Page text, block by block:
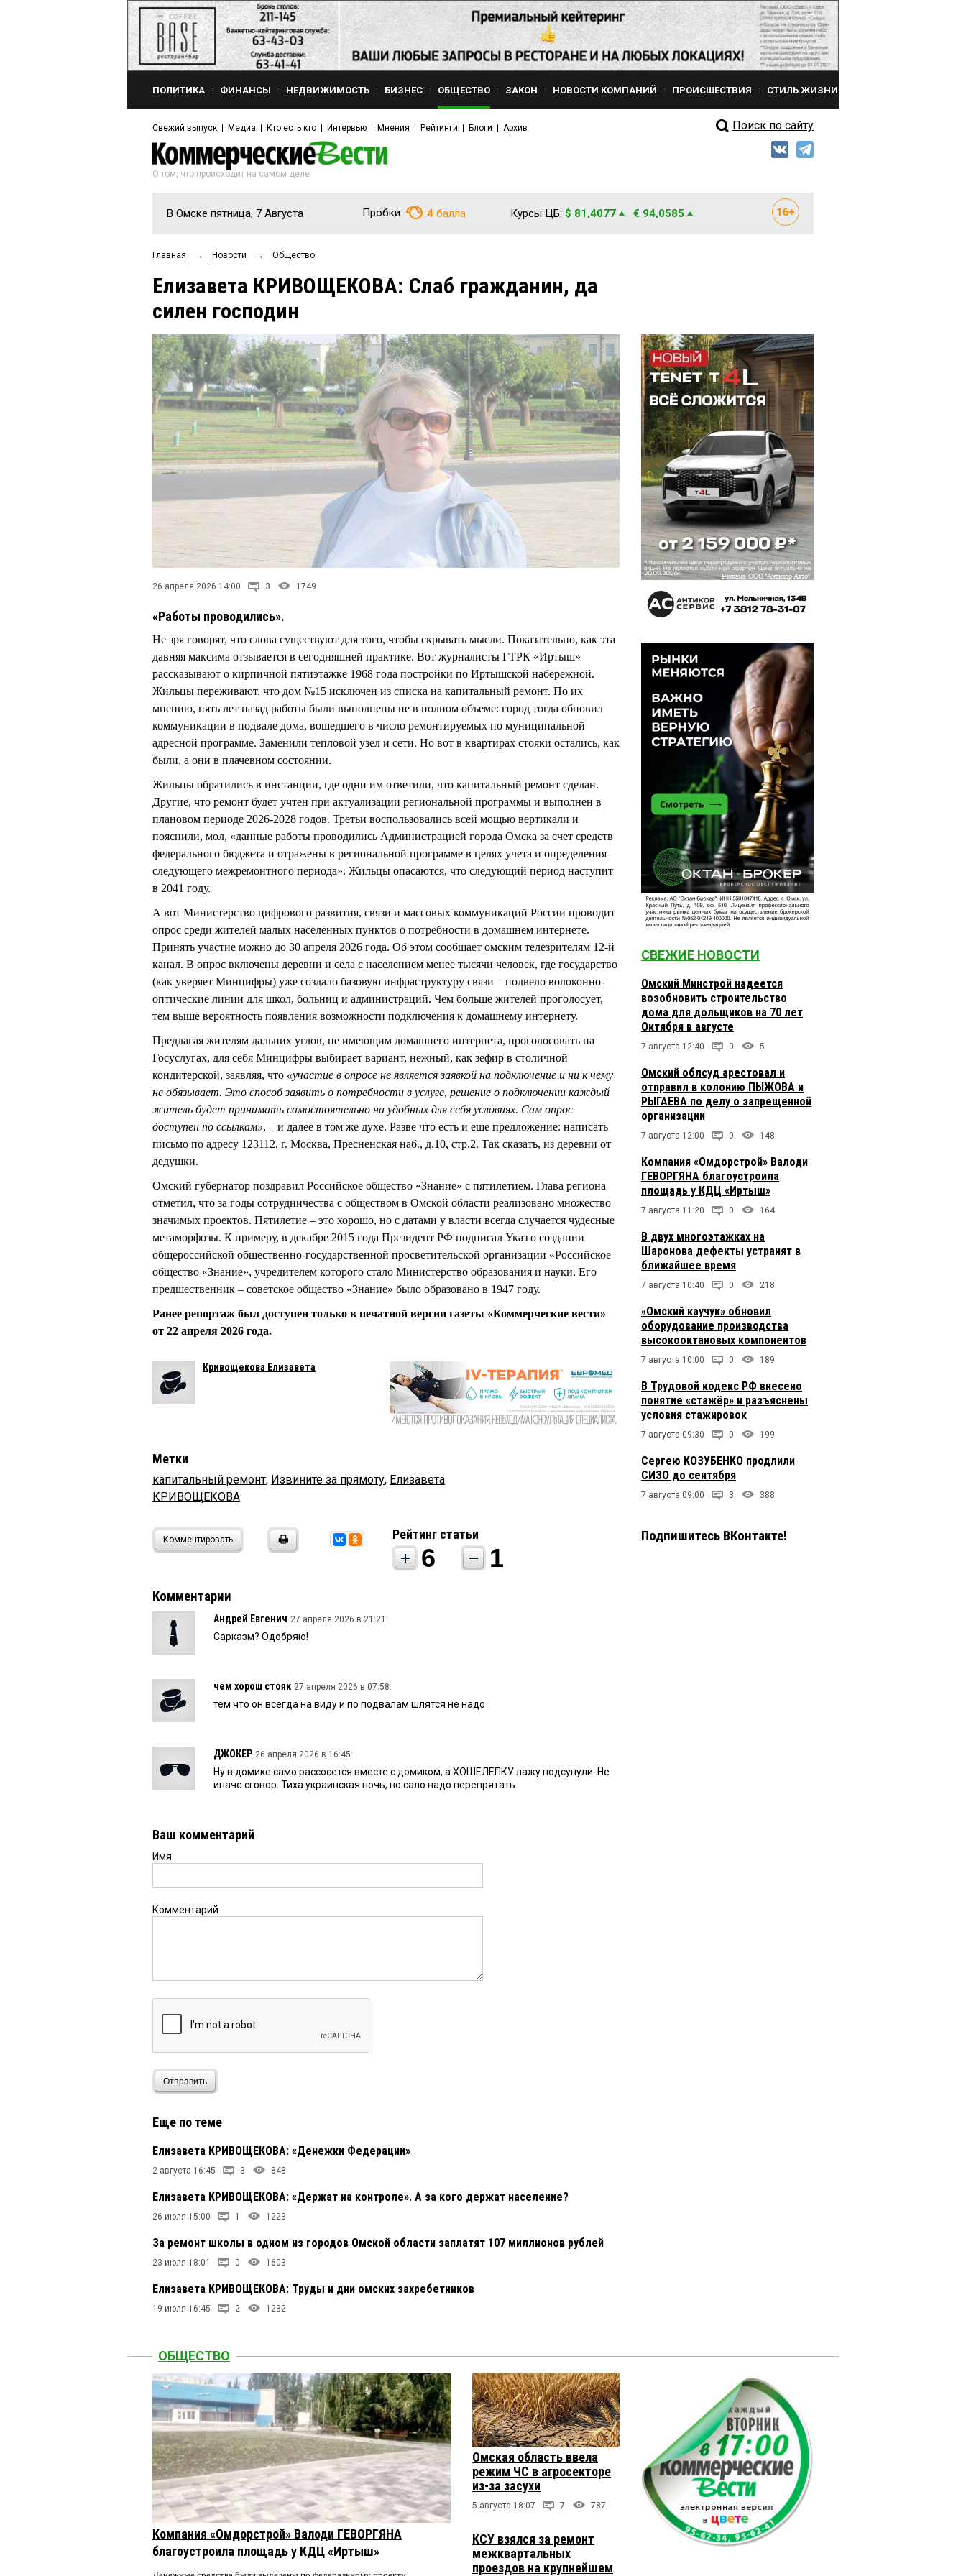
ПОЛИТИКА ФИНАНСЫ НЕДВИЖИМОСТЬ БИЗНЕС ОБЩЕСТВО ЗАКОН НОВОСТИ КОМПАНИЙ ПРОИСШЕСТВИЯ СТИЛЬ ЖИЗНИ
Свежий выпуск Медиа Кто есть кто Интервью Мнения Рейтинги Блоги Архив Поиск по сайту
О том, что происходит на самом деле
В Омске пятница, 7 Августа Пробки: 4 балла Курсы ЦБ: $ 81,4077 € 94,0585
Главная → Новости → Общество
Елизавета КРИВОЩЕКОВА: Слаб гражданин, да
силен господин
26 апреля 2026 14:00 3 1749
«Работы проводились».
Не зря говорят, что слова существуют для того, чтобы скрывать мысли. Показательно, как эта
давняя максима отзывается в сегодняшней практике. Вот журналисты ГТРК «Иртыш»
рассказывают о кирпичной пятиэтажке 1968 года постройки по Иртышской набережной.
Жильцы переживают, что дом №15 исключен из списка на капитальный ремонт. По их
мнению, пять лет назад работы были выполнены не в полном объеме: город тогда обновил
коммуникации в подвале дома, вошедшего в число ремонтируемых по муниципальной
адресной программе. Заменили тепловой узел и сети. Но вот в квартирах стояки остались, как
были, а они в плачевном состоянии.
Жильцы обратились в инстанции, где одни им ответили, что капитальный ремонт сделан.
Другие, что ремонт будет учтен при актуализации региональной программы и выполнен в
плановом периоде 2026-2028 годов. Третьи воспользовались всей мощью вертикали и
пояснили, мол, «данные работы проводились Администрацией города Омска за счет средств
федерального бюджета и отражены в региональной программе в целях учета и определения
следующего межремонтного периода». Жильцы опасаются, что следующий период наступит
в 2041 году.
А вот Министерство цифрового развития, связи и массовых коммуникаций России проводит
опрос среди жителей малых населенных пунктов о потребности в домашнем интернете.
Принять участие можно до 30 апреля 2026 года. Об этом сообщает омским телезрителям 12-й
канал. В опрос включены деревни и села с населением менее тысячи человек, где государство
(как уверяет Минцифры) уже создало базовую инфраструктуру связи – подвело волоконно-
оптические линии для школ, больниц и администраций. Чем больше жителей проголосует,
тем выше вероятность появления возможности подключения к домашнему интернету.
Предлагая жителям дальних углов, не имеющим домашнего интернета, проголосовать на
Госуслугах, для себя Минцифры выбирает вариант, нежный, как зефир в столичной
кондитерской, заявляя, что «участие в опросе не является заявкой на подключение и ни к чему
не обязывает. Это способ заявить о потребности в услуге, решение о подключении каждый
житель будет принимать самостоятельно на удобных для себя условиях. Сам опрос
доступен по ссылкам», – и далее в том же духе. Разве что есть и еще предложение: написать
письмо по адресу 123112, г. Москва, Пресненская наб., д.10, стр.2. Так сказать, из деревни от
дедушки.
Омский губернатор поздравил Российское общество «Знание» с пятилетием. Глава региона
отметил, что за годы сотрудничества с обществом в Омской области реализовано множество
значимых проектов. Пятилетие – это хорошо, но с датами у власти всегда случается чудесные
метаморфозы. К примеру, в декабре 2015 года Президент РФ подписал Указ о создании
общероссийской общественно-государственной просветительской организации «Российское
общество «Знание», учредителем которого стало Министерство образования и науки. Его
предшественник – советское общество «Знание» было образовано в 1947 году.
Ранее репортаж был доступен только в печатной версии газеты «Коммерческие вести»
от 22 апреля 2026 года.
Кривощекова Елизавета
Метки
капитальный ремонт, Извините за прямоту, Елизавета
КРИВОЩЕКОВА
Комментировать Рейтинг статьи
6 1
Комментарии
Андрей Евгенич 27 апреля 2026 в 21:21:
Сарказм? Одобряю!
чем хорош стояк 27 апреля 2026 в 07:58:
тем что он всегда на виду и по подвалам шлятся не надо
ДЖОКЕР 26 апреля 2026 в 16:45:
Ну в домике само рассосется вместе с домиком, а ХОШЕЛЕПКУ лажу подсунули. Не
иначе сговор. Тиха украинская ночь, но сало надо перепрятать.
Ваш комментарий
Имя
Комментарий
Отправить
Еще по теме
Елизавета КРИВОЩЕКОВА: «Денежки Федерации»
2 августа 16:45 3 848
Елизавета КРИВОЩЕКОВА: «Держат на контроле». А за кого держат население?
26 июля 15:00 1 1223
За ремонт школы в одном из городов Омской области заплатят 107 миллионов рублей
23 июля 18:01 0 1603
Елизавета КРИВОЩЕКОВА: Труды и дни омских захребетников
19 июля 16:45 2 1232
СВЕЖИЕ НОВОСТИ
Омский Минстрой надеется
возобновить строительство
дома для дольщиков на 70 лет
Октября в августе
7 августа 12:40 0 5
Омский облсуд арестовал и
отправил в колонию ПЫЖОВА и
РЫГАЕВА по делу о запрещенной
организации
7 августа 12:00 0 148
Компания «Омдорстрой» Валоди
ГЕВОРГЯНА благоустроила
площадь у КДЦ «Иртыш»
7 августа 11:20 0 164
В двух многоэтажках на
Шаронова дефекты устранят в
ближайшее время
7 августа 10:40 0 218
«Омский каучук» обновил
оборудование производства
высокооктановых компонентов
7 августа 10:00 0 189
В Трудовой кодекс РФ внесено
понятие «стажёр» и разъяснены
условия стажировок
7 августа 09:30 0 199
Сергею КОЗУБЕНКО продлили
СИЗО до сентября
7 августа 09:00 3 388
Подпишитесь ВКонтакте!
ОБЩЕСТВО
Компания «Омдорстрой» Валоди ГЕВОРГЯНА
благоустроила площадь у КДЦ «Иртыш»
Омская область ввела
режим ЧС в агросекторе
из-за засухи
5 августа 18:07 7 787
КСУ взялся за ремонт
межквартальных
проездов на крупнейшем